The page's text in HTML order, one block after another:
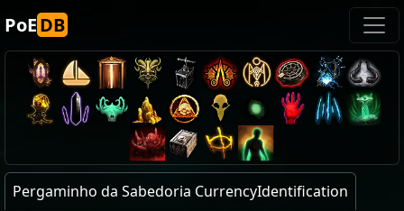
PoEDB
Pergaminho da Sabedoria CurrencyIdentification